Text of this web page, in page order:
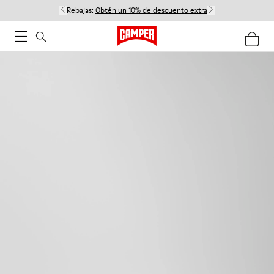
Rebajas: Obtén un 10% de descuento extra